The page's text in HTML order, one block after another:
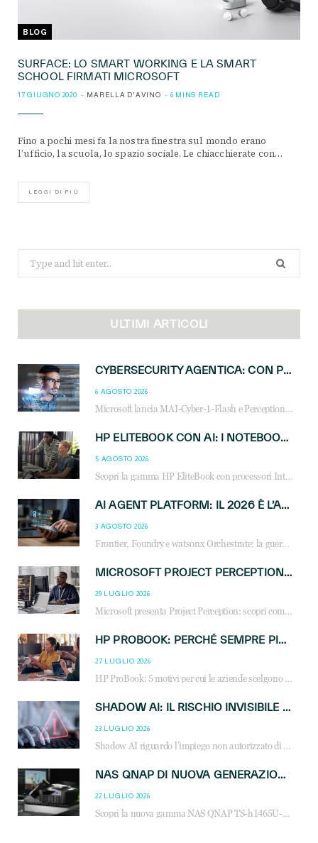
BLOG
SURFACE: LO SMART WORKING E LA SMART
SCHOOL FIRMATI MICROSOFT
17 GIUGNO 2020 MARELLA D'AVINO 6 MINS READ
Fino a pochi mesi fa la nostra finestra sul mondo erano
l’ufficio, la scuola, lo spazio sociale. Le chiacchierate con…
LEGGI DI PIÙ
for:
ULTIMI ARTICOLI
CYBERSECURITY AGENTICA: CON PERCEPTION E MAI-CYBER-1-FLASH MICROSOFT APRE NUOVI SERVIZI PER IL CANALE
6 AGOSTO 2026
Microsoft lancia MAI-Cyber-1-Flash e Perception: cybersecurity agentica in preview dal 3 novembre. Cosa cambia per MSP, system integrator e reseller.
HP ELITEBOOK CON AI: I NOTEBOOK BUSINESS INTELLIGENTI CHE TRASFORMANO PRODUTTIVITÀ, SICUREZZA E LAVORO IBRIDO
5 AGOSTO 2026
Scopri la gamma HP EliteBook con processori Intel® Core™ Ultra e AMD Ryzen™ AI. Notebook business progettati per aumentare la produttività, migliorare la collaborazione e garantire sicurezza avanzata in ufficio e in mobilità.
AI AGENT PLATFORM: IL 2026 È L’ANNO DEL «SISTEMA OPERATIVO» PER GLI AGENTI AZIENDALI
3 AGOSTO 2026
Frontier, Foundry e watsonx Orchestrate: la guerra delle piattaforme AI agent ridisegna il mercato IT. Cosa cambia per reseller, MSP e system integrator.
MICROSOFT PROJECT PERCEPTION: COME GLI AGENTI AI CAMBIERANNO SOC, CYBERSECURITY E SERVIZI MSP
29 LUGLIO 2026
Microsoft presenta Project Perception: scopri come gli agenti AI possono trasformare cybersecurity, SOC e servizi gestiti degli MSP.
HP PROBOOK: PERCHÉ SEMPRE PIÙ AZIENDE SCELGONO NOTEBOOK PROGETTATI PER IL LAVORO MODERNO
27 LUGLIO 2026
HP ProBook: 5 motivi per cui le aziende scelgono i notebook business HP per migliorare produttività, sicurezza e gestione dell’AI.
SHADOW AI: IL RISCHIO INVISIBILE CHE LE AZIENDE POSSONO GOVERNARE
23 LUGLIO 2026
Shadow AI riguardo l’impiego non autorizzato di sistemi AI all’interno dell’azienda. E’ una pratica che si diffonde a partire dai dipendenti fino ai dirigenti e mette a repentaglio la cybersecurity, con costi più elevati per le organizzazioni. Due recenti report illustrano il fenomeno e forniscono dati in merito
NAS QNAP DI NUOVA GENERAZIONE: PIÙ PRESTAZIONI, SCALABILITÀ E PROTEZIONE DEI DATI PER LE INFRASTRUTTURE IT MODERNE
22 LUGLIO 2026
Scopri la nuova gamma NAS QNAP TS-h1465U-RP, TS-h1065eU e TS-h665U: storage aziendale con ZFS, DDR5, E1.S NVMe e connettività 2.5GbE per backup, virtualizzazione e cybersecurity.